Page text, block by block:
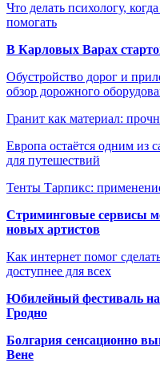
Что делать психологу,
помогать
В Карловых Варах
Обустройство дорог и
обзор дорожного
Гранит как материал:
Европа остаётся одним из
для путешествий
Тенты Тарпикс:
Стриминговые сервисы
новых артистов
Как интернет помог
доступнее для всех
Юбилейный фестиваль
Гродно
Болгария сенсационно
Вене